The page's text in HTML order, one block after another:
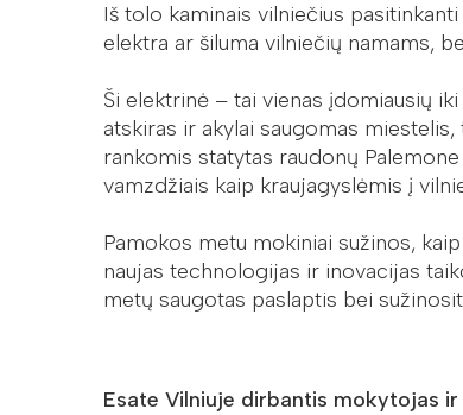
Iš tolo kaminais vilniečius
elektra ar šiluma vilniečių namams,
Ši elektrinė – tai vienas įdomiausių
atskiras ir akylai saugomas
rankomis statytas raudonų
vamzdžiais kaip kraujagyslėmis į
Pamokos metu mokiniai sužinos,
naujas technologijas ir inovacijas
metų saugotas paslaptis bei
Esate Vilniuje dirbantis mokytojas